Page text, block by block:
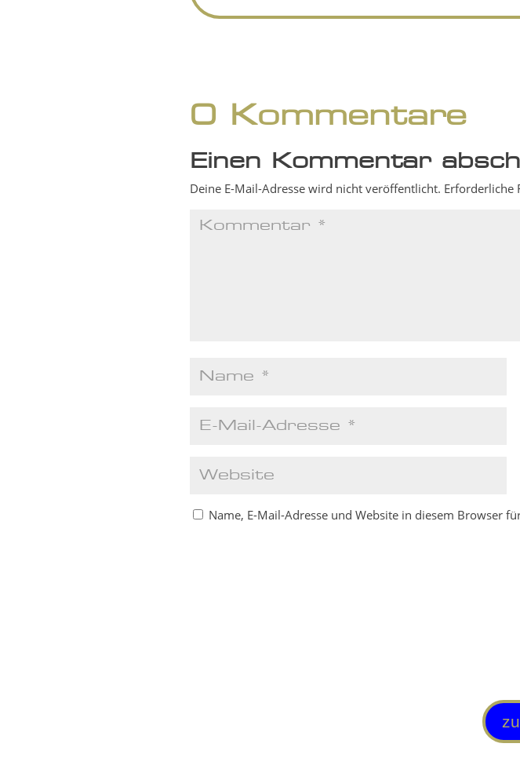
0 Kommentare
Einen Kommentar
Deine E-Mail-Adresse wird nicht veröffentlicht. Erforderliche
Name, E-Mail-Adresse und Website in diesem Browser